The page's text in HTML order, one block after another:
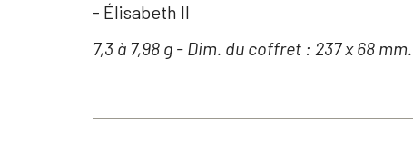
- Élisabeth II
7,3 à 7,98 g - Dim. du coffret : 237 x 68 mm.